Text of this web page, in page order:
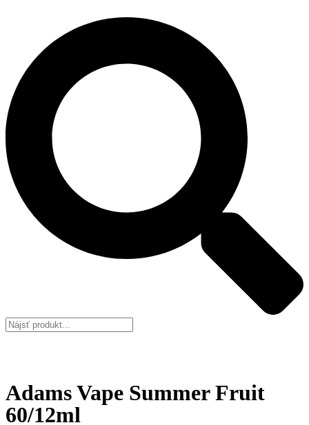
Adams Vape Summer Fruit
60/12ml